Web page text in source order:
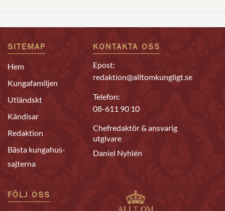
SITEMAP
Hem
Kungafamiljen
Utländskt
Kändisar
Redaktion
Bästa kungahus-
sajterna
KONTAKTA OSS
Epost:
redaktion@alltomkungligt.se
Telefon:
08-611 90 10
Chefredaktör & ansvarig
utgivare
Daniel Nyhlén
FÖLJ OSS